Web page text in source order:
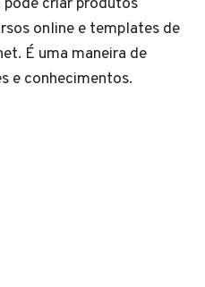
online e templates de
É uma maneira de
e conhecimentos.